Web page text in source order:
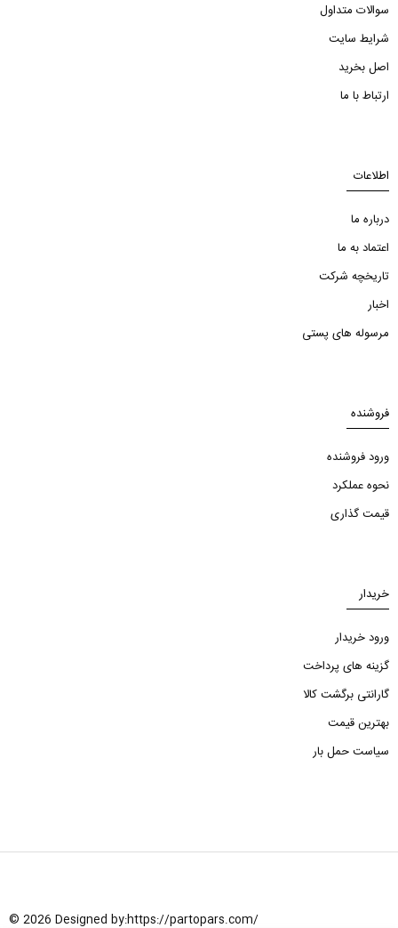
سوالات متداول
شرایط سایت
اصل بخرید
ارتباط با ما
اطلاعات
درباره ما
اعتماد به ما
تاریخچه شرکت
اخبار
مرسوله های پستی
فروشنده
ورود فروشنده
نحوه عملکرد
قیمت گذاری
خریدار
ورود خریدار
گزینه های پرداخت
گارانتی برگشت کالا
بهترین قیمت
سیاست حمل بار
© 2026 Designed by:https://partopars.com/